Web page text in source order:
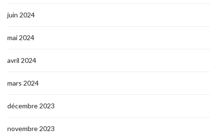
juin 2024
mai 2024
avril 2024
mars 2024
décembre 2023
novembre 2023